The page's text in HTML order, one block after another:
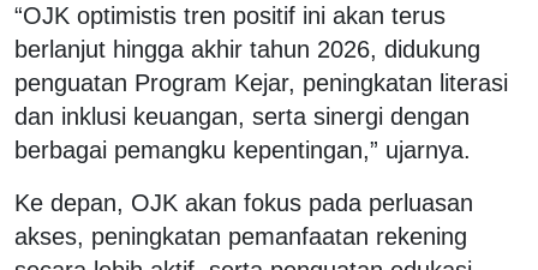
“OJK optimistis tren positif ini akan terus
berlanjut hingga akhir tahun 2026, didukung
penguatan Program Kejar, peningkatan literasi
dan inklusi keuangan, serta sinergi dengan
berbagai pemangku kepentingan,” ujarnya.
Ke depan, OJK akan fokus pada perluasan
akses, peningkatan pemanfaatan rekening